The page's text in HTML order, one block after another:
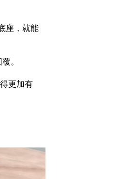
座，就能
。
更加有